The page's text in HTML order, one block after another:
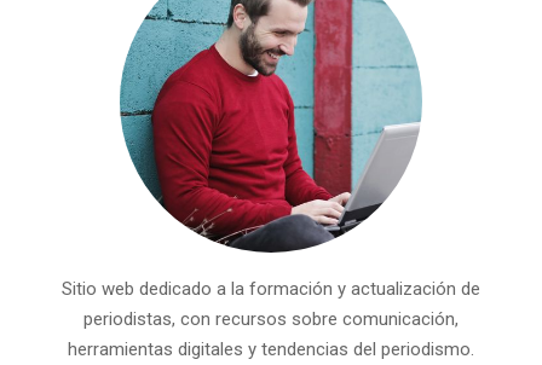
Sitio web dedicado a la formación y actualización de
periodistas, con recursos sobre comunicación,
herramientas digitales y tendencias del periodismo.